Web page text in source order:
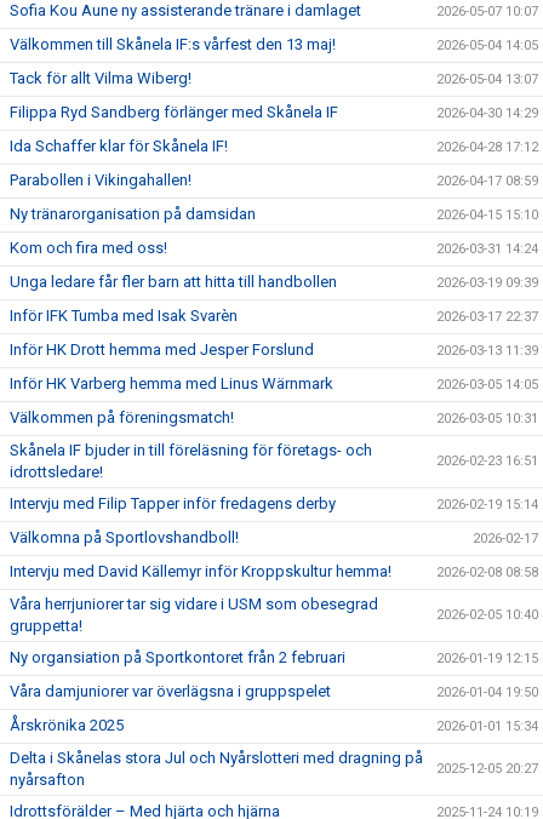
Sofia Kou Aune ny assisterande tränare i damlaget 2026-05-07 10:07
Välkommen till Skånela IF:s vårfest den 13 maj! 2026-05-04 14:05
Tack för allt Vilma Wiberg! 2026-05-04 13:07
Filippa Ryd Sandberg förlänger med Skånela IF 2026-04-30 14:29
Ida Schaffer klar för Skånela IF! 2026-04-28 17:12
Parabollen i Vikingahallen! 2026-04-17 08:59
Ny tränarorganisation på damsidan 2026-04-15 15:10
Kom och fira med oss! 2026-03-31 14:24
Unga ledare får fler barn att hitta till handbollen 2026-03-19 09:39
Inför IFK Tumba med Isak Svarèn 2026-03-17 22:37
Inför HK Drott hemma med Jesper Forslund 2026-03-13 11:39
Inför HK Varberg hemma med Linus Wärnmark 2026-03-05 14:05
Välkommen på föreningsmatch! 2026-03-05 10:31
Skånela IF bjuder in till föreläsning för företags- och
idrottsledare!
2026-02-23 16:51
Intervju med Filip Tapper inför fredagens derby 2026-02-19 15:14
Välkomna på Sportlovshandboll! 2026-02-17
Intervju med David Källemyr inför Kroppskultur hemma! 2026-02-08 08:58
Våra herrjuniorer tar sig vidare i USM som obesegrad
gruppetta!
2026-02-05 10:40
Ny organsiation på Sportkontoret från 2 februari 2026-01-19 12:15
Våra damjuniorer var överlägsna i gruppspelet 2026-01-04 19:50
Årskrönika 2025 2026-01-01 15:34
Delta i Skånelas stora Jul och Nyårslotteri med dragning på
nyårsafton
2025-12-05 20:27
Idrottsförälder – Med hjärta och hjärna 2025-11-24 10:19